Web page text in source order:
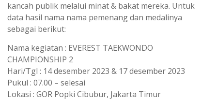
kancah publik melalui minat & bakat mereka. Untuk
data hasil nama nama pemenang dan medalinya
sebagai berikut:
Nama kegiatan : EVEREST TAEKWONDO
CHAMPIONSHIP 2
Hari/Tgl : 14 desember 2023 & 17 desember 2023
Pukul : 07.00 – selesai
Lokasi : GOR Popki Cibubur, Jakarta Timur